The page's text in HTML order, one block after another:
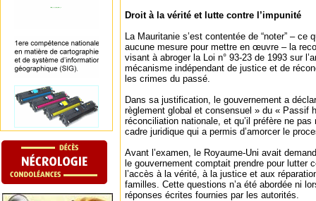
Droit à la vérité et lutte contre l’impunité
La Mauritanie s’est contentée de “noter” – ce
aucune mesure pour mettre en œuvre – la
visant à abroger la Loi n° 93-23 de 1993 sur
mécanisme indépendant de justice et de
les crimes du passé.
Dans sa justification, le gouvernement a
règlement global et consensuel » du « Passif
réconciliation nationale, et qu’il préfère ne
cadre juridique qui a permis d’amorcer le
Avant l’examen, le Royaume-Uni avait
le gouvernement comptait prendre pour lutter
l’accès à la vérité, à la justice et aux
familles. Cette questions n’a été abordée ni
réponses écrites fournies par les autorités.